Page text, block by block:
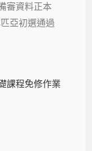
審資料正本
亞初選通過
課程免修作業